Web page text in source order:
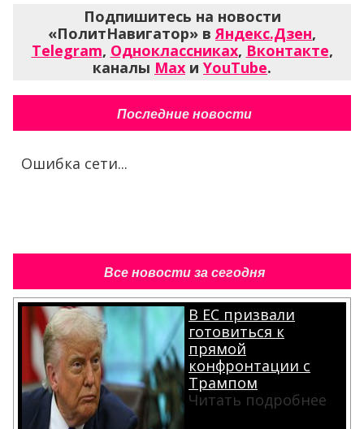
Подпишитесь на новости
«ПолитНавигатор» в Яндекс.Дзен,
Telegram, Одноклассниках, Вконтакте,
каналы Max и YouTube.
Последние новости
Ошибка сети...
Все новости за сегодня
В ЕС призвали
готовиться к
прямой
конфронтации с
Трампом
Читать подробнее